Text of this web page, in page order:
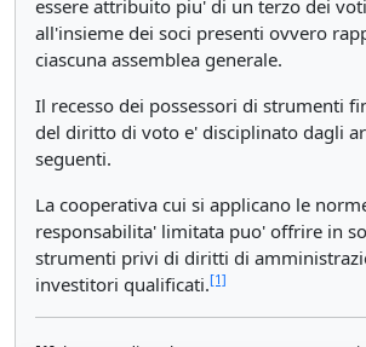
essere attribuito piu' di un terzo dei
all'insieme dei soci presenti ovvero
ciascuna assemblea generale.
Il recesso dei possessori di strumenti
del diritto di voto e' disciplinato dagli
seguenti.
La cooperativa cui si applicano le
responsabilita' limitata puo' offrire in
strumenti privi di diritti di
investitori qualificati.[1]